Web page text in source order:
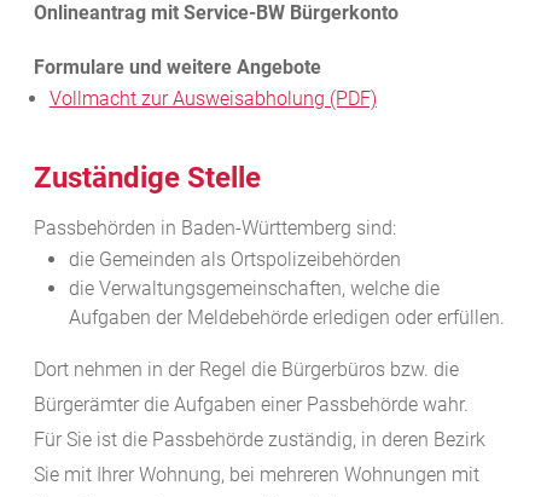
Vollmacht zur Ausweisabholung (PDF)
Zuständige Stelle
Passbehörden in Baden-Württemberg sind:
die Gemeinden als Ortspolizeibehörden
die Verwaltungsgemeinschaften, welche die
Aufgaben der Meldebehörde erledigen oder erfüllen.
Dort nehmen in der Regel die Bürgerbüros bzw. die
Bürgerämter die Aufgaben einer Passbehörde wahr.
Für Sie ist die Passbehörde zuständig, in deren Bezirk
Sie mit Ihrer Wohnung, bei mehreren Wohnungen mit